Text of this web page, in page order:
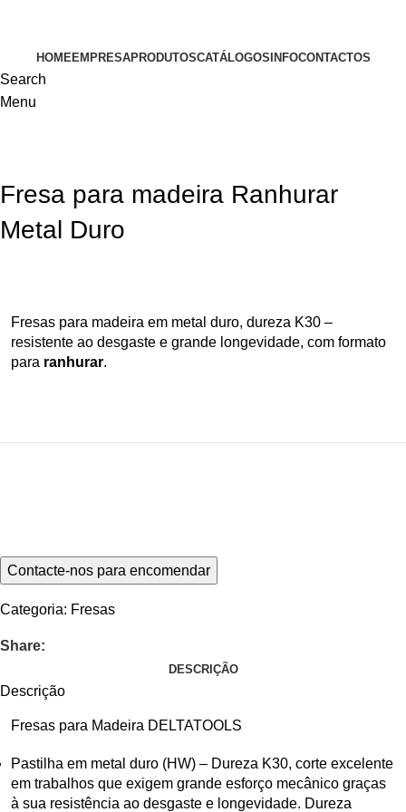
HOMEEMPRESAPRODUTOSCATÁLOGOS INFOCONTACTOS
Search
Menu
Fresa para madeira Ranhurar
Metal Duro
Fresas para madeira em metal duro, dureza K30 –
resistente ao desgaste e grande longevidade, com formato
para ranhurar.
Categoria: Fresas
Share:
DESCRIÇÃO
Descrição
Fresas para Madeira DELTATOOLS
Pastilha em metal duro (HW) – Dureza K30, corte excelente
em trabalhos que exigem grande esforço mecânico graças
à sua resistência ao desgaste e longevidade. Dureza